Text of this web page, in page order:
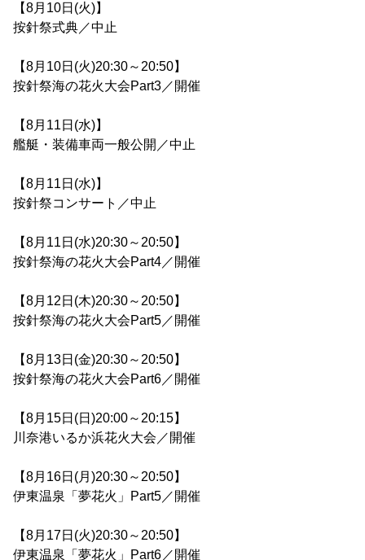
【8月10日(火)】
按針祭式典／中止
【8月10日(火)20:30～20:50】
按針祭海の花火大会Part3／開催
【8月11日(水)】
艦艇・装備車両一般公開／中止
【8月11日(水)】
按針祭コンサート／中止
【8月11日(水)20:30～20:50】
按針祭海の花火大会Part4／開催
【8月12日(木)20:30～20:50】
按針祭海の花火大会Part5／開催
【8月13日(金)20:30～20:50】
按針祭海の花火大会Part6／開催
【8月15日(日)20:00～20:15】
川奈港いるか浜花火大会／開催
【8月16日(月)20:30～20:50】
伊東温泉「夢花火」Part5／開催
【8月17日(火)20:30～20:50】
伊東温泉「夢花火」Part6／開催